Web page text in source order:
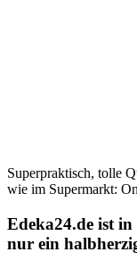
Superpraktisch, tolle
wie im Supermarkt:
Edeka24.de ist
nur ein